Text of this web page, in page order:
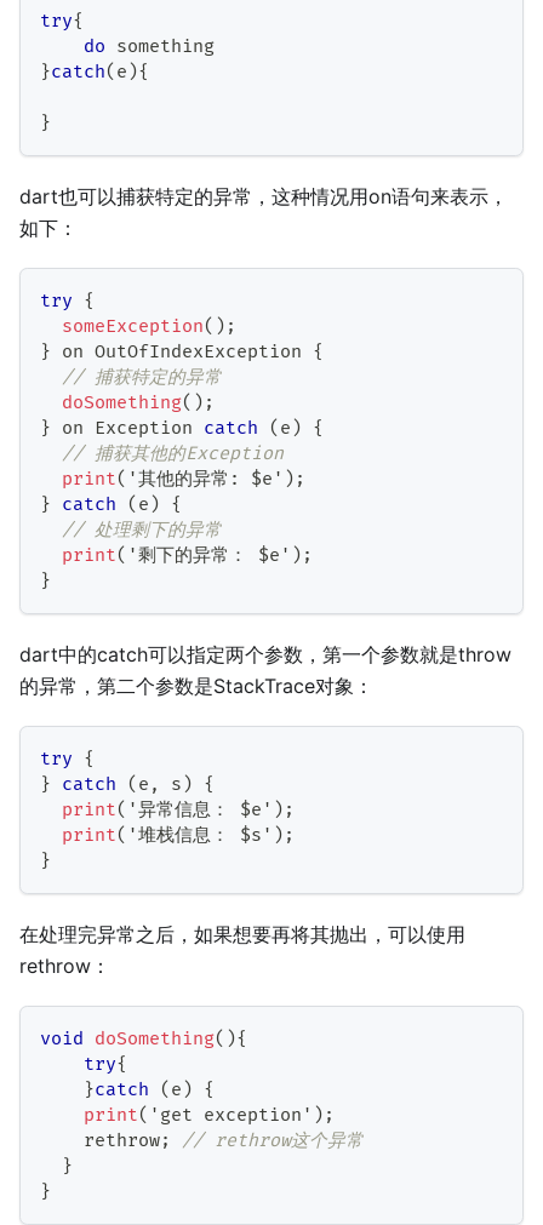
try{
do something
}catch( e ){
}
dart也可以捕获特定的异常，这种情况用on语句来表示，
如下：
try {
someException( ) ;
} on OutOfIndexException {
// 捕获特定的异常
doSomething( ) ;
} on Exception catch ( e ) {
// 捕获其他的Exception
print( '其他的异常 : $e' ) ;
} catch ( e ) {
// 处理剩下的异常
print( '剩下的异常： $e' ) ;
}
dart中的catch可以指定两个参数，第一个参数就是throw
的异常，第二个参数是StackTrace对象：
try {
} catch ( e , s ) {
print( '异常信息： $e' ) ;
print( '堆栈信息： $s' ) ;
}
在处理完异常之后，如果想要再将其抛出，可以使用
rethrow：
void doSomething( ){
try{
}catch ( e ) {
print( 'get exception' ) ;
    rethrow
;
// rethrow这个异常
}
}